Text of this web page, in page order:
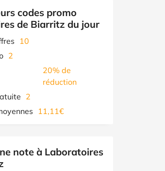
codes promo
de Biarritz du jour
10
2
20% de
réduction
2
11,11€
note à Laboratoires